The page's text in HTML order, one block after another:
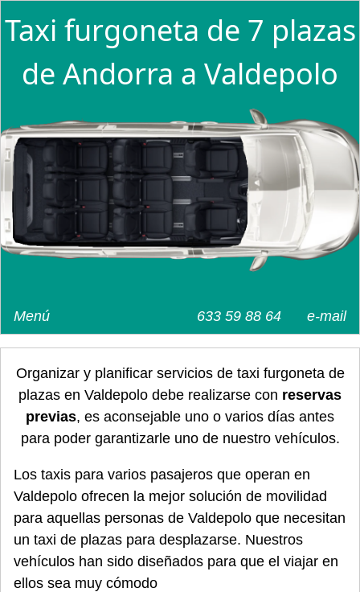
Taxi furgoneta de 7 plazas
de Andorra a Valdepolo
e-mail
633 59 88 64
Menú
Organizar y planificar servicios de taxi furgoneta de
plazas en Valdepolo debe realizarse con reservas
previas, es aconsejable uno o varios días antes
para poder garantizarle uno de nuestro vehículos.
Los taxis para varios pasajeros que operan en
Valdepolo ofrecen la mejor solución de movilidad
para aquellas personas de Valdepolo que necesitan
un taxi de plazas para desplazarse. Nuestros
vehículos han sido diseñados para que el viajar en
ellos sea muy cómodo